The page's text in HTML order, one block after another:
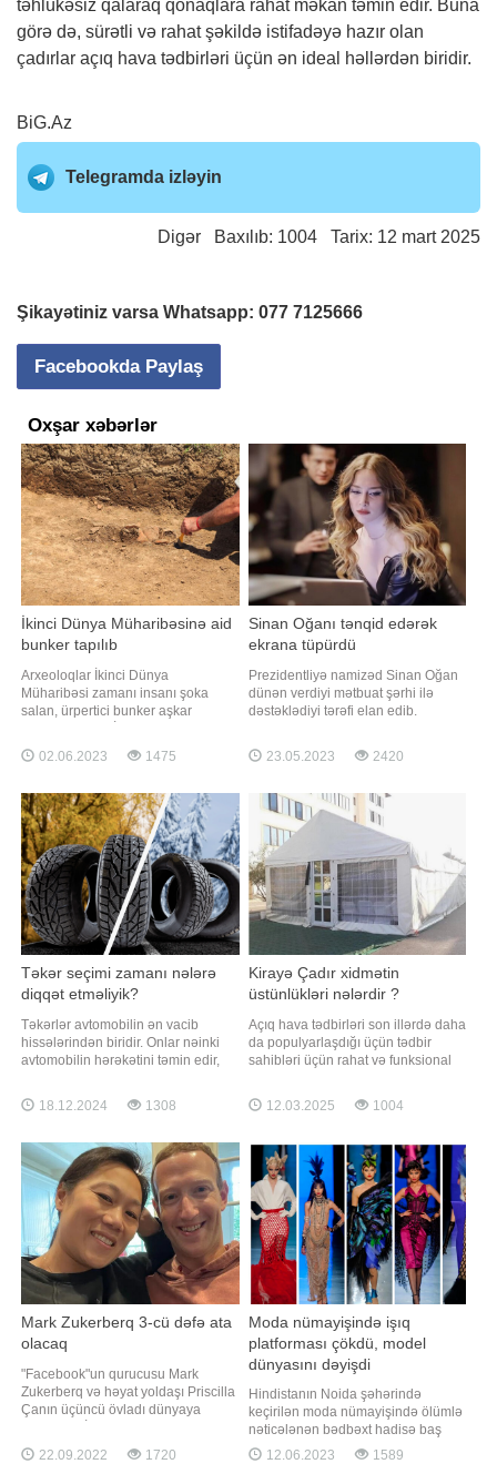
təhlükəsiz qalaraq qonaqlara rahat məkan təmin edir. Buna
görə də, sürətli və rahat şəkildə istifadəyə hazır olan
çadırlar açıq hava tədbirləri üçün ən ideal həllərdən biridir.
BiG.Az
Telegramda izləyin
Digər Baxılıb: 1004 Tarix: 12 mart 2025
Şikayətiniz varsa Whatsapp: 077 7125666
Facebookda Paylaş
Oxşar xəbərlər
İkinci Dünya Müharibəsinə aid
bunker tapılıb
Arxeoloqlar İkinci Dünya
Müharibəsi zamanı insanı şoka
salan, ürpertici bunker aşkar
verir ki, bu faciəvi yerdə 12 minə
qədər insan ölüb. Çində alimlər
ən böyük sınaq meydançasını
tapdılar. Bu, Yapon İmperiyasına
məxsus bir bölmədir
02.06.2023 1475
Sinan Oğanı tənqid edərək
ekrana tüpürdü
Prezidentliyə namizəd Sinan Oğan
dünən verdiyi mətbuat şərhi ilə
dəstəklədiyi tərəfi elan edib.
ikinci turunda cənab Rəcəb Tayyib
Ərdoğanı dəstəkləyəcəyimizi bəyan
mediasına istinadən xəbər verir ki,
Sinan Oğanın açıqlamasında
23.05.2023 2420
Təkər seçimi zamanı nələrə
diqqət etməliyik?
Təkərlər avtomobilin ən vacib
hissələrindən biridir. Onlar nəinki
avtomobilin hərəkətini təmin edir,
edir. Yolda sabitliyi və manevr
qabiliyyətini qorumaq üçün düzgün
avtomobil modeli və sürüş şəraiti
üçün uyğun təkər seçmək, yanaca
18.12.2024 1308
Kirayə Çadır xidmətin
üstünlükləri nələrdir ?
Açıq hava tədbirləri son illərdə daha
da populyarlaşdığı üçün tədbir
sahibləri üçün rahat və funksional
Bu baxımdan kirayə çadırlar açıq
hava tədbirləri üçün ideal və çox
görünüş, həm də praktiki rahatlıq
baxımından çadırlar müxtəlif
tədbirləri
12.03.2025 1004
Mark Zukerberq 3-cü dəfə ata
olacaq
"Facebook"un qurucusu Mark
Zukerberq və həyat yoldaşı Priscilla
Çanın üçüncü övladı dünyaya
barədə Zukerberq özü sosial
şəbəkədə paylaşım edib. "Gələn il
22.09.2022 1720
Moda nümayişində işıq
platforması çökdü, model
dünyasını dəyişdi
Hindistanın Noida şəhərində
keçirilən moda nümayişində ölümlə
nəticələnən bədbəxt hadisə baş
verib. xəbər verir ki, şou üçün
qurulan işıqlı platforma 24 yaşlı
12.06.2023 1589